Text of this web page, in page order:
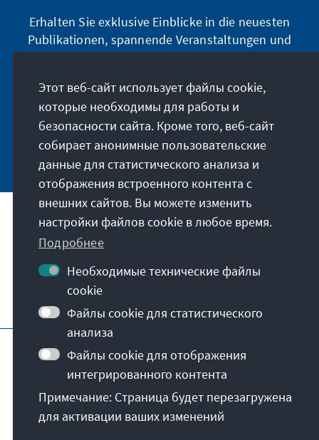
Erhalten Sie exklusive Einblicke in die neuesten
Publikationen, spannende Veranstaltungen und
Projekte direkt von unserer Vorsitzenden
jetzt unseren Newsletter und bleiben Sie immer
auf dem Laufenden.
Jetzt abonnieren
Наша миссия
Контакты
Другие предложения от фонда
Отпечаток
Пользовательское соглашение
Erklärung zur Barrierefreiheit
Barriere melden
Карта сайта
© Konrad-Adenauer-Stiftung e.V. 2026
Этот веб-сайт использует файлы cookie,
которые необходимы для работы и
безопасности сайта. Кроме того, веб-сайт
собирает анонимные пользовательские
данные для статистического анализа и
отображения встроенного контента с
внешних сайтов. Вы можете изменить
настройки файлов cookie в любое время.
Подробнее
Необходимые технические файлы
cookie
Файлы cookie для статистического
анализа
Файлы cookie для отображения
интегрированного контента
Примечание: Страница будет перезагружена
для активации ваших изменений